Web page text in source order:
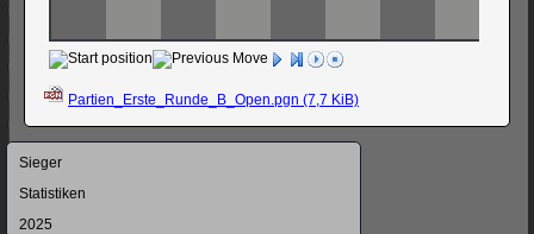
Partien_Erste_Runde_B_Open.pgn (7,7 KiB)
Navigation
Sieger
Statistiken
2025